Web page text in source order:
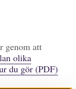
genom att
olika
du gör (PDF)